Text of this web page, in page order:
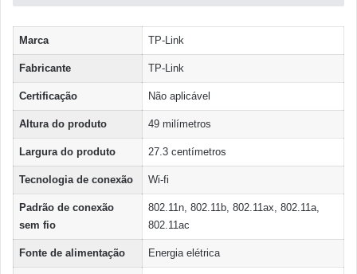
Marca ‎TP-Link
Fabricante ‎TP-Link
Certificação ‎Não aplicável
Altura do produto ‎49 milímetros
Largura do produto ‎27.3 centímetros
Tecnologia de conexão ‎Wi-fi
Padrão de conexão
sem fio
‎802.11n, 802.11b, 802.11ax, 802.11a,
802.11ac
Fonte de alimentação ‎Energia elétrica